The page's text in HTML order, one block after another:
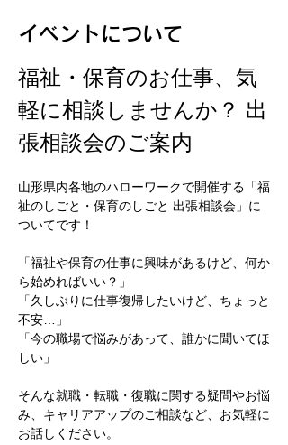
イベントについて
福祉・保育のお仕事、気
軽に相談しませんか？ 出
張相談会のご案内
山形県内各地のハローワークで開催する「福
祉のしごと・保育のしごと 出張相談会」に
ついてです！
「福祉や保育の仕事に興味があるけど、何か
ら始めればいい？」
「久しぶりに仕事復帰したいけど、ちょっと
不安…」
「今の職場で悩みがあって、誰かに聞いてほ
しい」
そんな就職・転職・復職に関する疑問やお悩
み、キャリアアップのご相談など、お気軽に
お話しください。